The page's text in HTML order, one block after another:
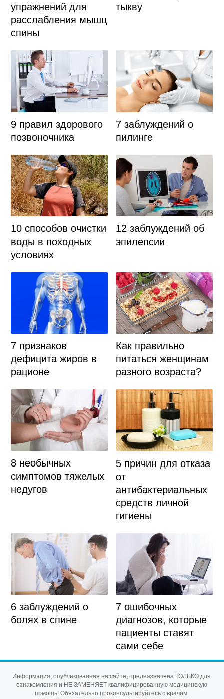
упражнений для
расслабления мышц
спины
тыкву
9 правил здорового
позвоночника
7 заблуждений о
пилинге
10 способов очистки
воды в походных
условиях
12 заблуждений об
эпилепсии
7 признаков
дефицита жиров в
рационе
Как правильно
питаться женщинам
разного возраста?
8 необычных
симптомов тяжелых
недугов
5 причин для отказа
от
антибактериальных
средств личной
гигиены
6 заблуждений о
болях в спине
7 ошибочных
диагнозов, которые
пациенты ставят
сами себе
Информация, опубликованная на сайте, предназначена ТОЛЬКО для
ознакомления и НЕ ЗАМЕНЯЕТ квалифицированную медицинскую
помощь! Обязательно проконсультируйтесь с врачом.